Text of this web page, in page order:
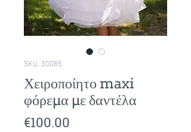
SKU: 30085
Χειροποίητο maxi
φόρεμα με δαντέλα
€100.00